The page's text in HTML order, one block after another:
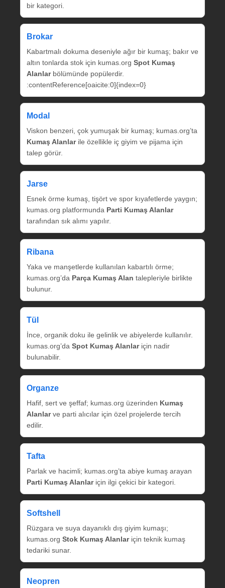
bir kategori.
Brokar
Kabartmalı dokuma deseniyle ağır bir kumaş; bakır ve
altın tonlarda stok için kumas.org Spot Kumaş
Alanlarbölümünde popülerdir.
:contentReference[oaicite:0]{index=0}
Modal
Viskon benzeri, çok yumuşak bir kumaş; kumas.org’ta
Kumaş Alanlarile özellikle iç giyim ve pijama için
talep görür.
Jarse
Esnek örme kumaş, tişört ve spor kıyafetlerde yaygın;
kumas.org platformunda Parti Kumaş Alanlar
tarafından sık alımı yapılır.
Ribana
Yaka ve manşetlerde kullanılan kabartılı örme;
kumas.org’da Parça Kumaş Alan talepleriyle birlikte
bulunur.
Tül
İnce, organik doku ile gelinlik ve abiyelerde kullanılır.
kumas.org’da Spot Kumaş Alanlariçin nadir
bulunabilir.
Organze
Hafif, sert ve şeffaf; kumas.org üzerinden Kumaş
Alanlarve parti alıcılar için özel projelerde tercih
edilir.
Tafta
Parlak ve hacimli; kumas.org’ta abiye kumaş arayan
Parti Kumaş Alanlariçin ilgi çekici bir kategori.
Softshell
Rüzgara ve suya dayanıklı dış giyim kumaşı;
kumas.org Stok Kumaş Alanlariçin teknik kumaş
tedariki sunar.
Neopren